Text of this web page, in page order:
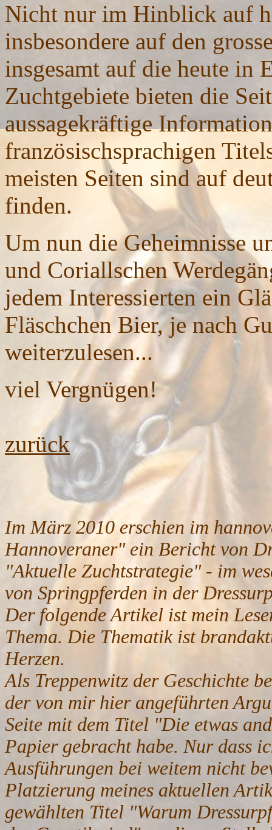
Nicht nur im Hinblick auf
insbesondere auf den
insgesamt auf die heute in
Zuchtgebiete bieten die
aussagekräftige
französischsprachigen
meisten Seiten sind auf
finden.
Um nun die Geheimnisse
und Coriallschen
jedem Interessierten ein
Fläschchen Bier, je nach
weiterzulesen...
viel Vergnügen!
zurück
Im März 2010erschien im
Hannoveraner" ein Bericht von
"Aktuelle Zuchtstrategie" - im
von Springpferden in der
Der folgende Artikel ist mein
Thema. Die Thematik ist
Herzen.
Als Treppenwitz der Geschichte
der von mir hier angeführten
Seite mit dem Titel "Die etwas
Papier gebracht habe. Nur dass
Ausführungen bei weitem nicht
Platzierung meines aktuellen
gewählten Titel "Warum